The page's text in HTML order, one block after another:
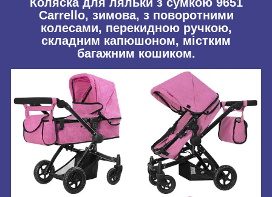
Carrello, зимова, з поворотними
колесами, перекидною ручкою,
складним капюшоном, містким
багажним кошиком.